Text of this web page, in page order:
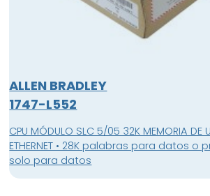
ALLEN BRADLEY
1747-L552
CPU MÓDULO SLC 5/05 32K MEMORIA DE
ETHERNET • 28K palabras para datos o
solo para datos